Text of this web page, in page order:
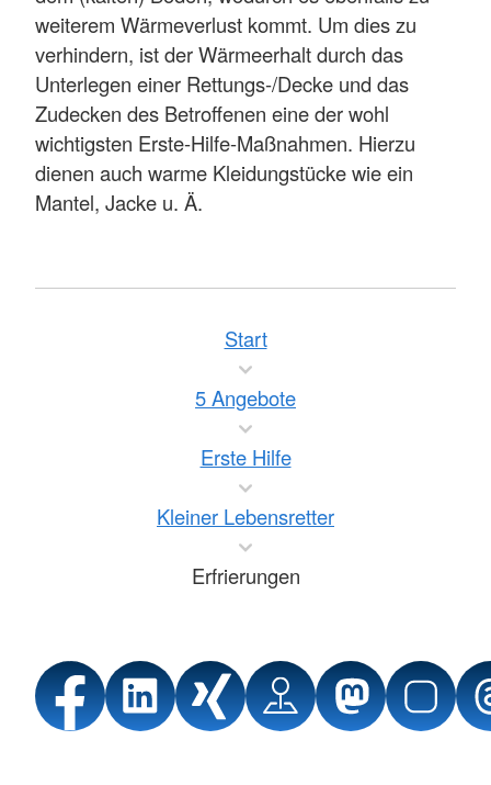
weiterem Wärmeverlust kommt. Um dies zu
verhindern, ist der Wärmeerhalt durch das
Unterlegen einer Rettungs-/Decke und das
Zudecken des Betroffenen eine der wohl
wichtigsten Erste-Hilfe-Maßnahmen. Hierzu
dienen auch warme Kleidungstücke wie ein
Mantel, Jacke u. Ä.
Start
5 Angebote
Erste Hilfe
Kleiner Lebensretter
Erfrierungen